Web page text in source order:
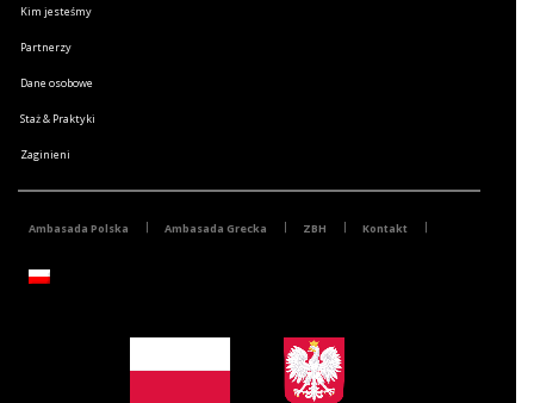
Kim jesteśmy
Partnerzy
Dane osobowe
Staż & Praktyki
Zaginieni
Ambasada Polska Ambasada Grecka ZBH Kontakt